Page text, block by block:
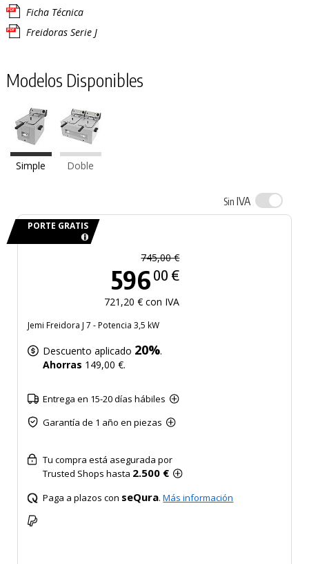
Ficha Técnica
Freidoras Serie J
Modelos Disponibles
Simple Doble
Sin IVA
PORTE GRATIS
745,00 €
596 00 €
721,20 € con IVA
Jemi Freidora J 7 - Potencia 3,5 kW
Descuento aplicado 20%.
Ahorras 149,00 €.
Entrega en 15-20 días hábiles
Garantía de 1 año en piezas
Tu compra está asegurada por
Trusted Shops hasta 2.500 €
Paga a plazos con seQura.Más información